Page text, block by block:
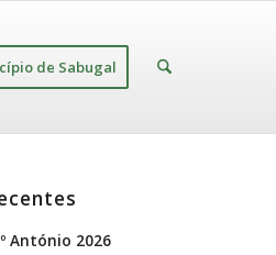
de Sabugal
António 2026